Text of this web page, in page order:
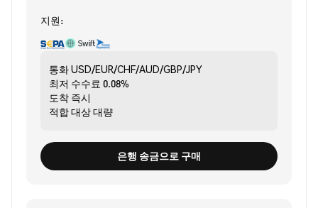
지원:
통화USD/EUR/CHF/AUD/GBP/JPY
최저 수수료 0.08%
도착 즉시
적합 대상대량
은행 송금으로 구매